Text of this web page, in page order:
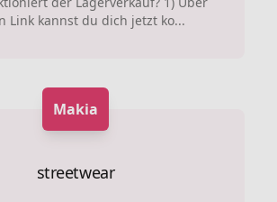
Link kannst du dich jetzt ko...
Makia
streetwear